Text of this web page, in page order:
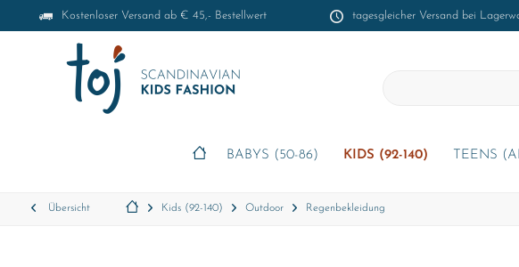
Kostenloser Versand ab € 45,- Bestellwert tagesgleicher Versand bei
BABYS (50-86) KIDS (92-140) TEENS
Übersicht Kids (92-140) Outdoor Regenbekleidung